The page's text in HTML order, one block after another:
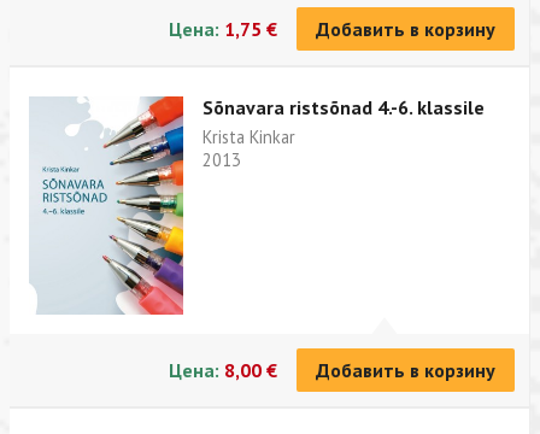
Цена: 1,75 € Добавить в корзину
Sõnavara ristsõnad 4.-6. klassile
Krista Kinkar
2013
Цена: 8,00 € Добавить в корзину